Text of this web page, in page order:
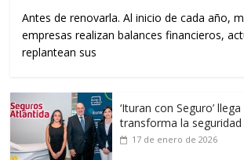
Antes de renovarla. Al inicio de cada año,
empresas realizan balances financieros,
replantean sus
‘Ituran con Seguro’
transforma la seguridad
17 de enero de 2026